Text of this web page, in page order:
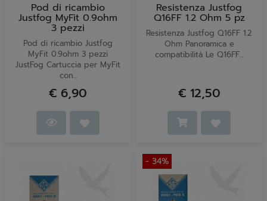
Pod di ricambio
Justfog MyFit 0.9ohm
3 pezzi
Pod di ricambio Justfog
MyFit 0.9ohm 3 pezzi
JustFog Cartuccia per MyFit
con...
€ 6,90
Resistenza Justfog
Q16FF 1.2 Ohm 5 pz
Resistenza Justfog Q16FF 1.2
Ohm Panoramica e
compatibilità Le Q16FF...
€ 12,50
- 34%